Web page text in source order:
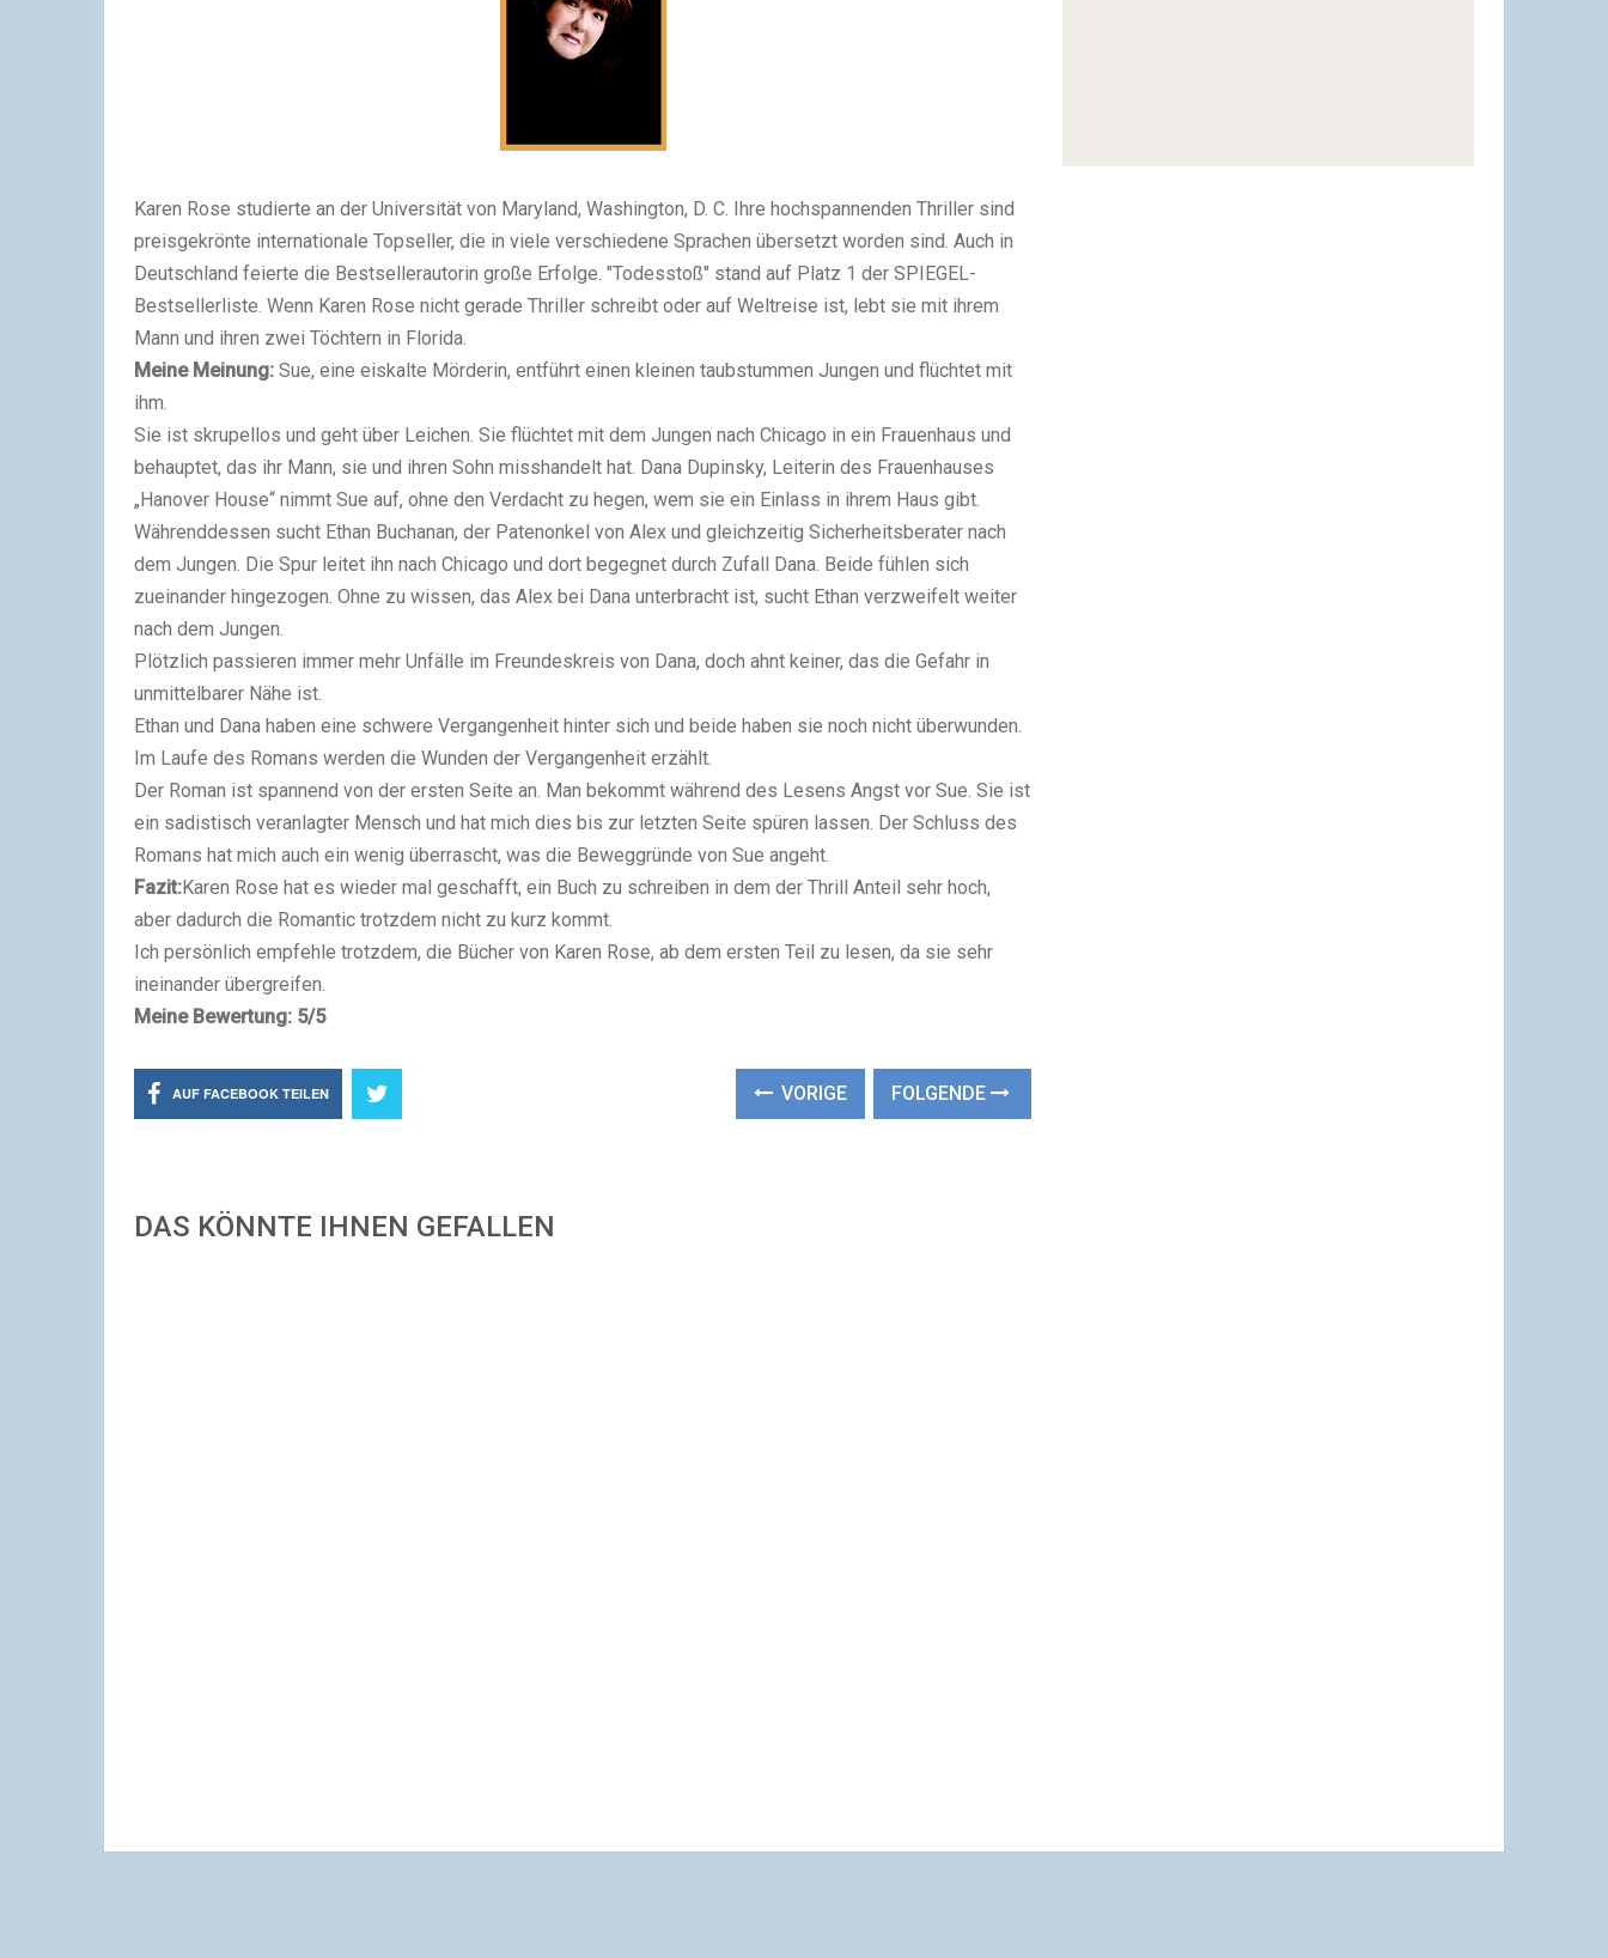
Karen Rose studierte an der Universität von Maryland, Washington, D. C. Ihre hochspannenden Thriller sind
preisgekrönte internationale Topseller, die in viele verschiedene Sprachen übersetzt worden sind. Auch in
Deutschland feierte die Bestsellerautorin große Erfolge. "Todesstoß" stand auf Platz 1 der SPIEGEL-
Bestsellerliste. Wenn Karen Rose nicht gerade Thriller schreibt oder auf Weltreise ist, lebt sie mit ihrem
Mann und ihren zwei Töchtern in Florida.
Meine Meinung: Sue, eine eiskalte Mörderin, entführt einen kleinen taubstummen Jungen und flüchtet mit
ihm.
Sie ist skrupellos und geht über Leichen. Sie flüchtet mit dem Jungen nach Chicago in ein Frauenhaus und
behauptet, das ihr Mann, sie und ihren Sohn misshandelt hat. Dana Dupinsky, Leiterin des Frauenhauses
„Hanover House“ nimmt Sue auf, ohne den Verdacht zu hegen, wem sie ein Einlass in ihrem Haus gibt.
Währenddessen sucht Ethan Buchanan, der Patenonkel von Alex und gleichzeitig Sicherheitsberater nach
dem Jungen. Die Spur leitet ihn nach Chicago und dort begegnet durch Zufall Dana. Beide fühlen sich
zueinander hingezogen. Ohne zu wissen, das Alex bei Dana unterbracht ist, sucht Ethan verzweifelt weiter
nach dem Jungen.
Plötzlich passieren immer mehr Unfälle im Freundeskreis von Dana, doch ahnt keiner, das die Gefahr in
unmittelbarer Nähe ist.
Ethan und Dana haben eine schwere Vergangenheit hinter sich und beide haben sie noch nicht überwunden.
Im Laufe des Romans werden die Wunden der Vergangenheit erzählt.
Der Roman ist spannend von der ersten Seite an. Man bekommt während des Lesens Angst vor Sue. Sie ist
ein sadistisch veranlagter Mensch und hat mich dies bis zur letzten Seite spüren lassen. Der Schluss des
Romans hat mich auch ein wenig überrascht, was die Beweggründe von Sue angeht.
Fazit:Karen Rose hat es wieder mal geschafft, ein Buch zu schreiben in dem der Thrill Anteil sehr hoch,
aber dadurch die Romantic trotzdem nicht zu kurz kommt.
Ich persönlich empfehle trotzdem, die Bücher von Karen Rose, ab dem ersten Teil zu lesen, da sie sehr
ineinander übergreifen.
Meine Bewertung: 5/5
AUF FACEBOOK TEILEN VORIGE FOLGENDE
DAS KÖNNTE IHNEN GEFALLEN